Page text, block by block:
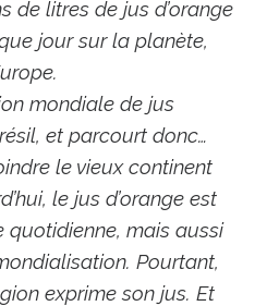
de litres de jus d’orange
jour sur la planète,
mondiale de jus
et parcourt donc…
le vieux continent
le jus d’orange est
quotidienne, mais aussi
Pourtant,
exprime son jus. Et